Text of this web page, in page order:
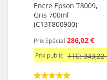
Encre Epson T8009,
Gris 700ml
(C13T800900)
Prix Spécial 286,02 €
Prix public TTC: 343,22